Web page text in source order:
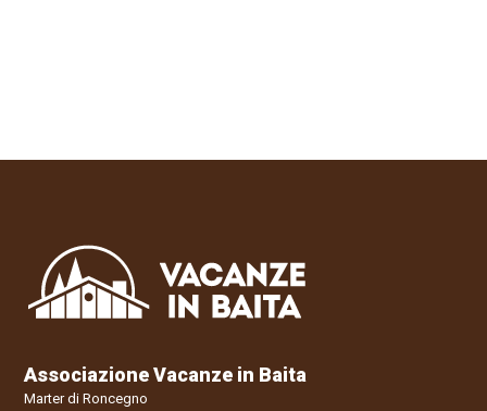
Associazione Vacanze in Baita
Marter di Roncegno